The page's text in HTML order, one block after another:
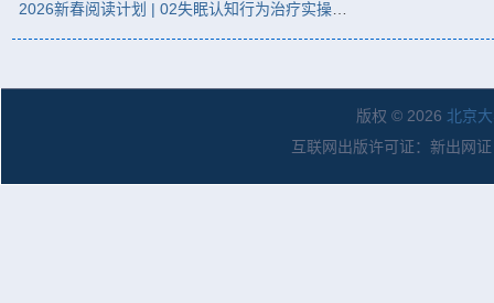
版权 © 2026 北京
互联网出版许可证：新出网